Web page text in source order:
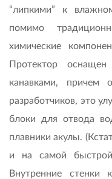
“липкими” к
помимо
химические
Протектор
канавками,
разработчиков, это
блоки для отвода
плавники акулы.
и на самой
Внутренние